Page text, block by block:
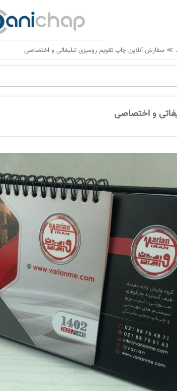
≫ سفارش آنلاین چاپ تقویم رومیزی تبلیغاتی و اختصاصی
و اختصاصی